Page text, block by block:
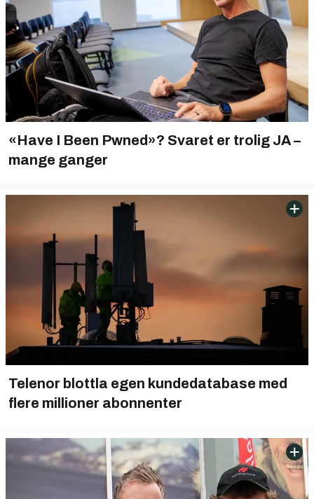
«Have I Been Pwned»? Svaret er trolig JA –
mange ganger
Telenor blottla egen kundedatabase med
flere millioner abonnenter